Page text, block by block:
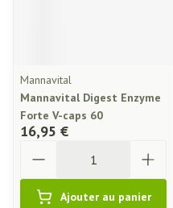
Mannavital
Mannavital Digest Enzyme
Forte V-caps 60
16,95 €
Ajouter au panier